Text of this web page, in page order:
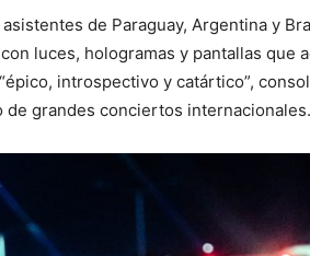
de Paraguay, Argentina y
luces, hologramas y pantallas que
introspectivo y catártico”,
grandes conciertos internacionales.